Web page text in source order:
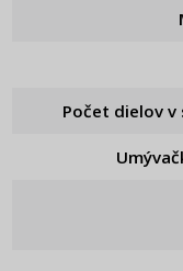
Počet dielov v